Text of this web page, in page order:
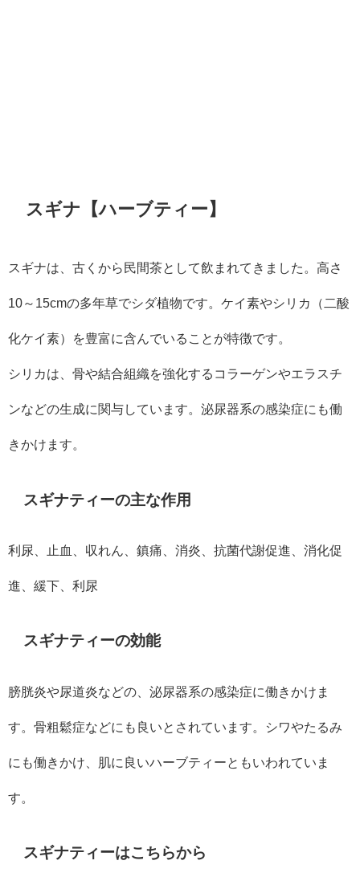
スギナ【ハーブティー】
スギナは、古くから民間茶として飲まれてきました。高さ
10～15cmの多年草でシダ植物です。ケイ素やシリカ（二酸
化ケイ素）を豊富に含んでいることが特徴です。
シリカは、骨や結合組織を強化するコラーゲンやエラスチ
ンなどの生成に関与しています。泌尿器系の感染症にも働
きかけます。
スギナティーの主な作用
利尿、止血、収れん、鎮痛、消炎、抗菌代謝促進、消化促
進、緩下、利尿
スギナティーの効能
膀胱炎や尿道炎などの、泌尿器系の感染症に働きかけま
す。骨粗鬆症などにも良いとされています。シワやたるみ
にも働きかけ、肌に良いハーブティーともいわれていま
す。
スギナティーはこちらから